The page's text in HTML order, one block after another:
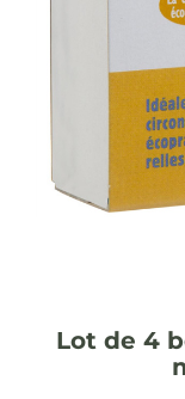
Lot de 4